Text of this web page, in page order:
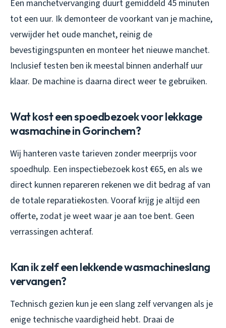
Een manchetvervanging duurt gemiddeld 45 minuten
tot een uur. Ik demonteer de voorkant van je machine,
verwijder het oude manchet, reinig de
bevestigingspunten en monteer het nieuwe manchet.
Inclusief testen ben ik meestal binnen anderhalf uur
klaar. De machine is daarna direct weer te gebruiken.
Wat kost een spoedbezoek voor lekkage
wasmachine in Gorinchem?
Wij hanteren vaste tarieven zonder meerprijs voor
spoedhulp. Een inspectiebezoek kost €65, en als we
direct kunnen repareren rekenen we dit bedrag af van
de totale reparatiekosten. Vooraf krijg je altijd een
offerte, zodat je weet waar je aan toe bent. Geen
verrassingen achteraf.
Kan ik zelf een lekkende wasmachineslang
vervangen?
Technisch gezien kun je een slang zelf vervangen als je
enige technische vaardigheid hebt. Draai de